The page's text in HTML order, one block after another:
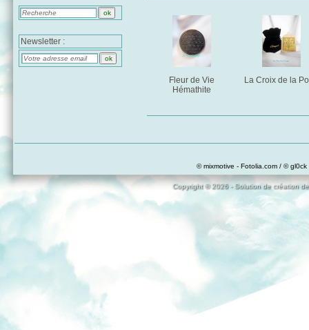
Newsletter :
Fleur de Vie
Hémathite
La Croix de la
© mixmotive - Fotolia.com / ©
Copyright © 2026 - Solution de création